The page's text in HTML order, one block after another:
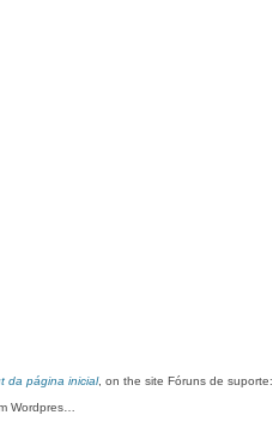
da página inicial, on the site Fóruns de suporte:
Wordpres…